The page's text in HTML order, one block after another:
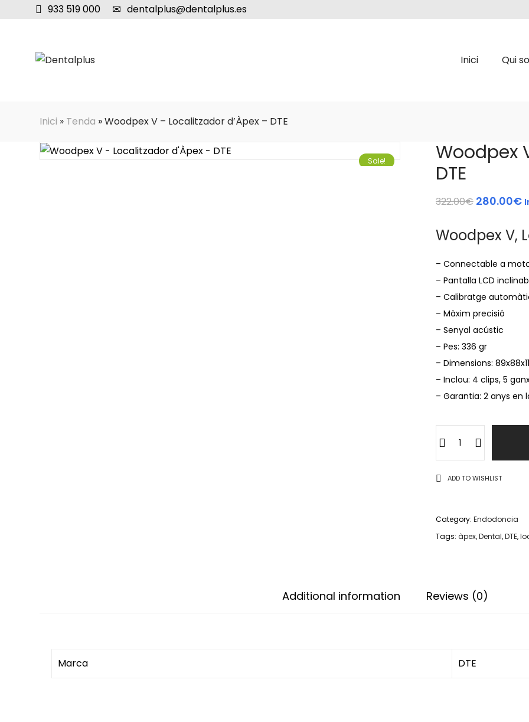
933 519 000 dentalplus@dentalplus.es
Inici Qui
Inici » Tenda »Woodpex V – Localitzador d’Àpex – DTE
Sale!
Woodpex
DTE
322.00€ 280.00€
Woodpex V,
– Connectable a
– Pantalla LCD
– Calibratge
– Màxim precisió
– Senyal acústic
– Pes: 336 gr
– Dimensions:
– Inclou: 4 clips, 5
– Garantia: 2 anys
ADD TO WISHLIST
Category: Endodoncia
Tags: àpex,Dental,DTE,
Additional information Reviews (0)
Marca DTE